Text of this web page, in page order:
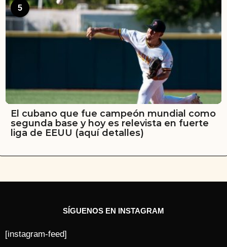
5
El cubano que fue campeón mundial como
segunda base y hoy es relevista en fuerte
liga de EEUU (aquí detalles)
SÍGUENOS EN INSTAGRAM
[instagram-feed]